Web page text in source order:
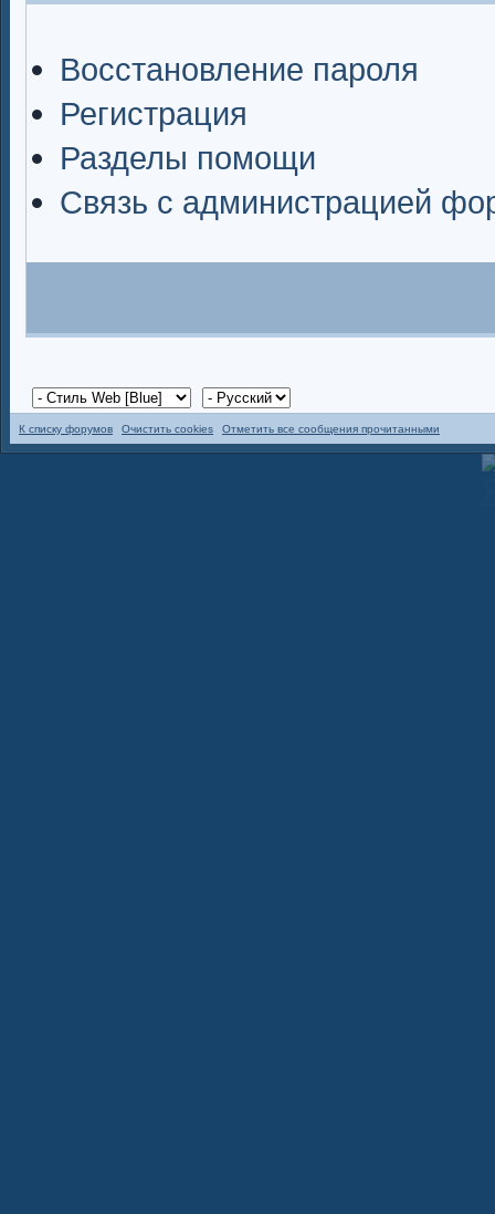
Восстановление пароля
Регистрация
Разделы помощи
Связь с администрацией
К списку форумов Очистить cookies Отметить все сообщения прочитанными